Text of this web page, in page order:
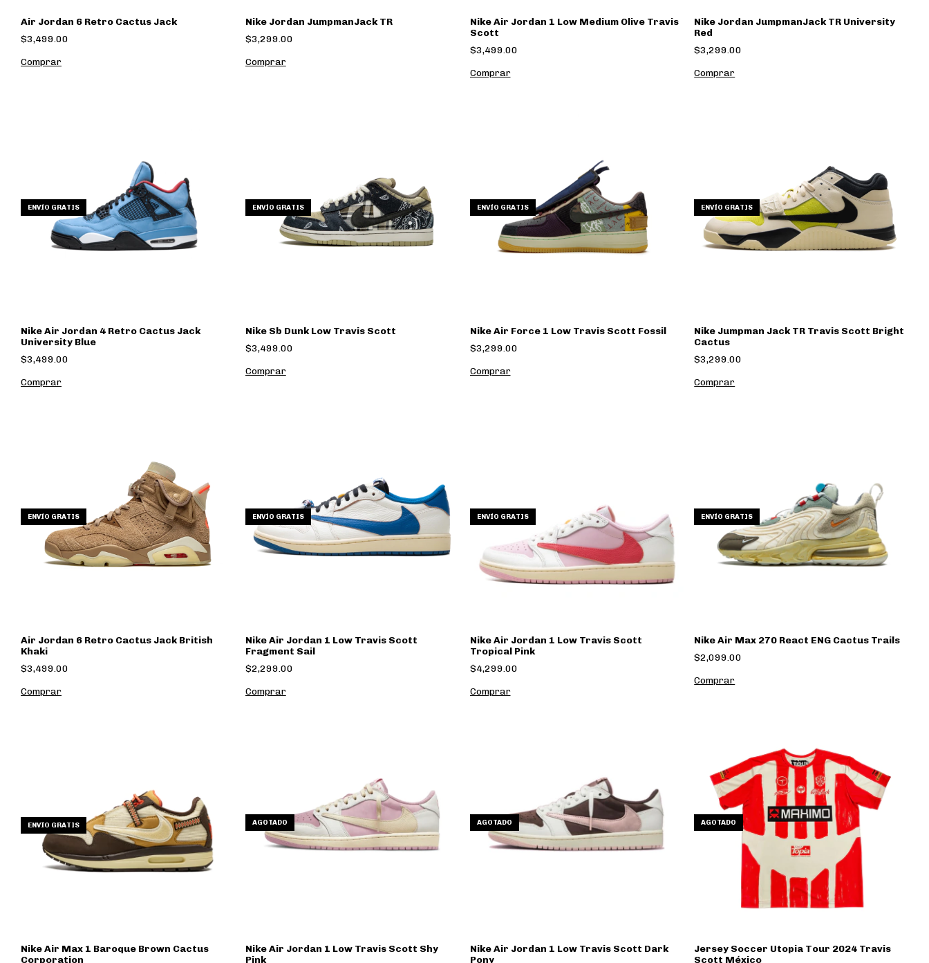
Air Jordan 6 Retro Cactus Jack
$3,499.00
Comprar
Nike Jordan JumpmanJack TR
$3,299.00
Comprar
Nike Air Jordan 1 Low Medium Olive Travis
Scott
$3,499.00
Comprar
Nike Jordan JumpmanJack TR University
Red
$3,299.00
Comprar
ENVÍO GRATIS
Nike Air Jordan 4 Retro Cactus Jack
University Blue
$3,499.00
Comprar
ENVÍO GRATIS
Nike Sb Dunk Low Travis Scott
$3,499.00
Comprar
ENVÍO GRATIS
Nike Air Force 1 Low Travis Scott Fossil
$3,299.00
Comprar
ENVÍO GRATIS
Nike Jumpman Jack TR Travis Scott Bright
Cactus
$3,299.00
Comprar
ENVÍO GRATIS
Air Jordan 6 Retro Cactus Jack British
Khaki
$3,499.00
Comprar
ENVÍO GRATIS
Nike Air Jordan 1 Low Travis Scott
Fragment Sail
$2,299.00
Comprar
ENVÍO GRATIS
Nike Air Jordan 1 Low Travis Scott
Tropical Pink
$4,299.00
Comprar
ENVÍO GRATIS
Nike Air Max 270 React ENG Cactus Trails
$2,099.00
Comprar
ENVÍO GRATIS
Nike Air Max 1 Baroque Brown Cactus
Corporation
AGOTADO
Nike Air Jordan 1 Low Travis Scott Shy
Pink
AGOTADO
Nike Air Jordan 1 Low Travis Scott Dark
Pony
AGOTADO
Jersey Soccer Utopia Tour 2024 Travis
Scott México